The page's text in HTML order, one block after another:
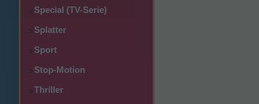
>Special (TV-Serie)
>Splatter
>Sport
>Stop-Motion
>Thriller